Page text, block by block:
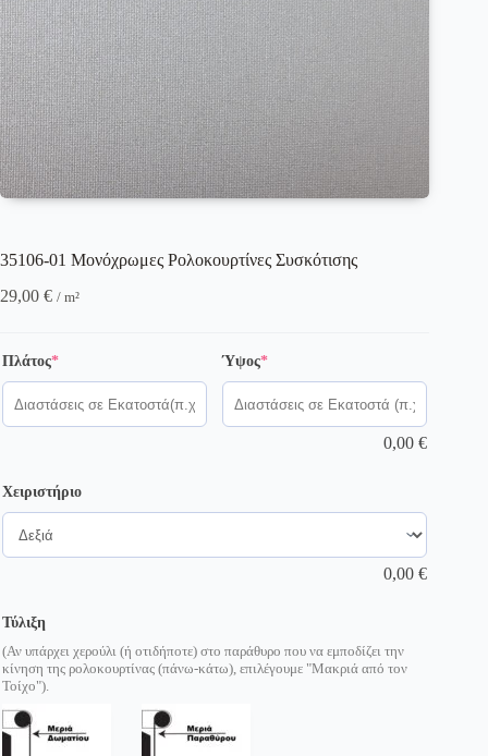
35106-01 Μονόχρωμες Ρολοκουρτίνες Συσκότισης
29,00 € / m²
Πλάτος*(required) Ύψος*(required)
0,00€
Χειριστήριο
0,00€
Τύλιξη
(Αν υπάρχει χερούλι (ή οτιδήποτε) στο παράθυρο που να εμποδίζει την
κίνηση της ρολοκουρτίνας (πάνω-κάτω), επιλέγουμε "Μακριά από τον
Τοίχο").